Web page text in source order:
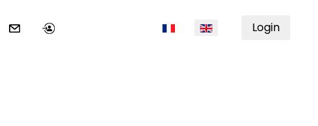
Select your languageLogin